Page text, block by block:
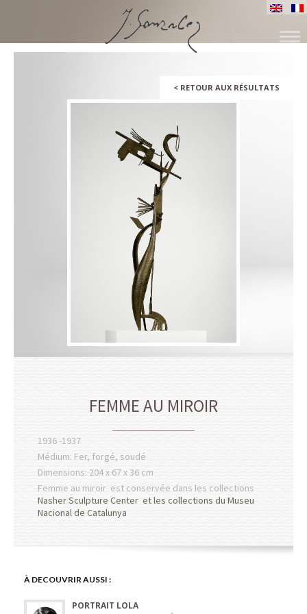
ALLER
< RETOUR AUX RÉSULTATS
FEMME AU MIROIR
1936 -1937
Médium: Fer, forgé, soudé
Dimensions: 204 x 67 x 36 cm
Femme au miroir est conservée dans les collections
Nasher Sculpture Center et les collections du Museu
Nacional de Catalunya
À DECOUVRIR AUSSI :
PORTRAIT LOLA